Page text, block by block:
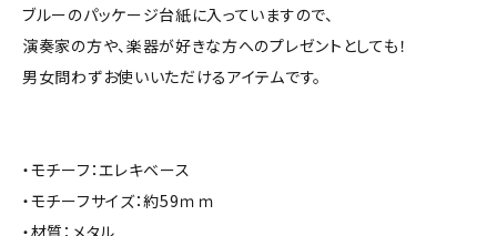
ブルーのパッケージ台紙に入っていますので、
演奏家の方や、楽器が好きな方へのプレゼントとしても！
男女問わずお使いいただけるアイテムです。
・モチーフ：エレキベース
・モチーフサイズ：約59ｍｍ
・材質：メタル